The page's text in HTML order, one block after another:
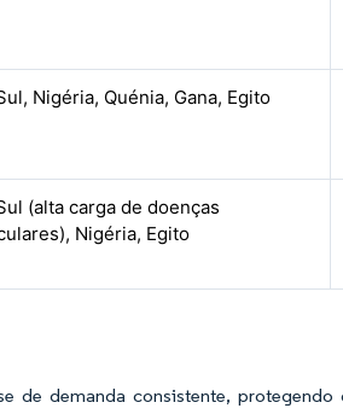
Nigéria, Quénia, Gana, Egito
(alta carga de doenças
Nigéria, Egito
de demanda consistente, protegendo